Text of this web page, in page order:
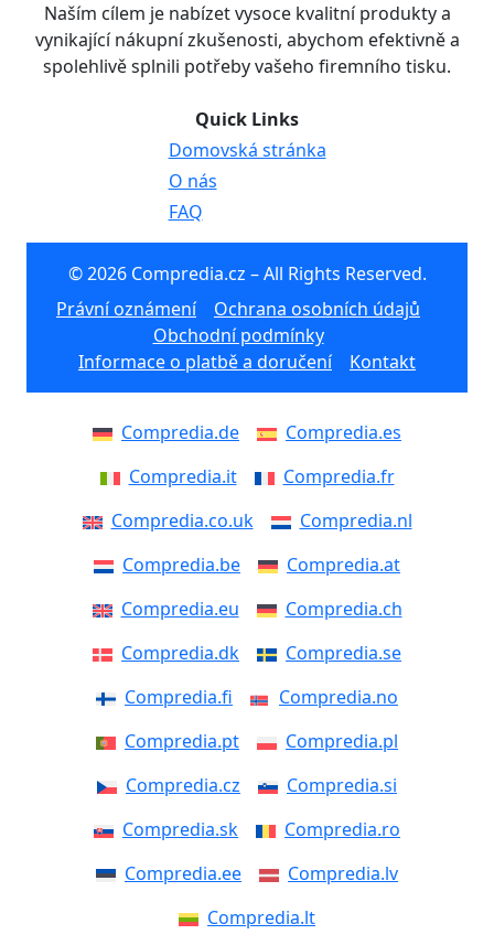
Naším cílem je nabízet vysoce kvalitní produkty a
vynikající nákupní zkušenosti, abychom efektivně a
spolehlivě splnili potřeby vašeho firemního tisku.
Quick Links
Domovská stránka
O nás
FAQ
© 2026 Compredia.cz – All Rights Reserved.
Právní oznámení
Ochrana osobních údajů
Obchodní podmínky
Informace o platbě a doručení
Kontakt
Compredia.de
Compredia.es
Compredia.it
Compredia.fr
Compredia.co.uk
Compredia.nl
Compredia.be
Compredia.at
Compredia.eu
Compredia.ch
Compredia.dk
Compredia.se
Compredia.fi
Compredia.no
Compredia.pt
Compredia.pl
Compredia.cz
Compredia.si
Compredia.sk
Compredia.ro
Compredia.ee
Compredia.lv
Compredia.lt